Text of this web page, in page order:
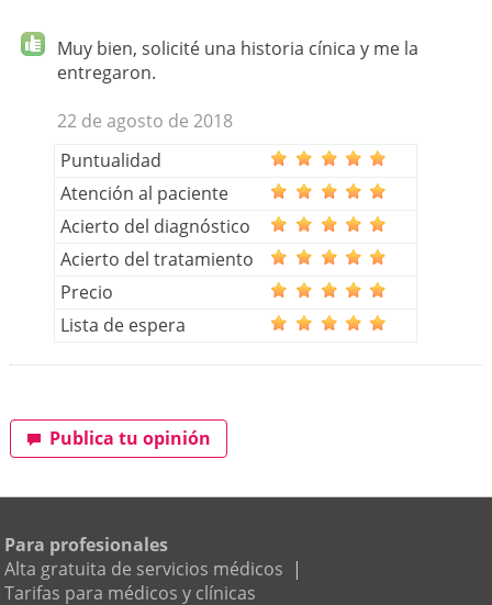
Muy bien, solicité una historia cínica y me la
entregaron.
22 de agosto de 2018
Puntualidad
Atención al paciente
Acierto del diagnóstico
Acierto del tratamiento
Precio
Lista de espera
Publica tu opinión
Para profesionales
Alta gratuita de servicios médicos |
Tarifas para médicos y clínicas